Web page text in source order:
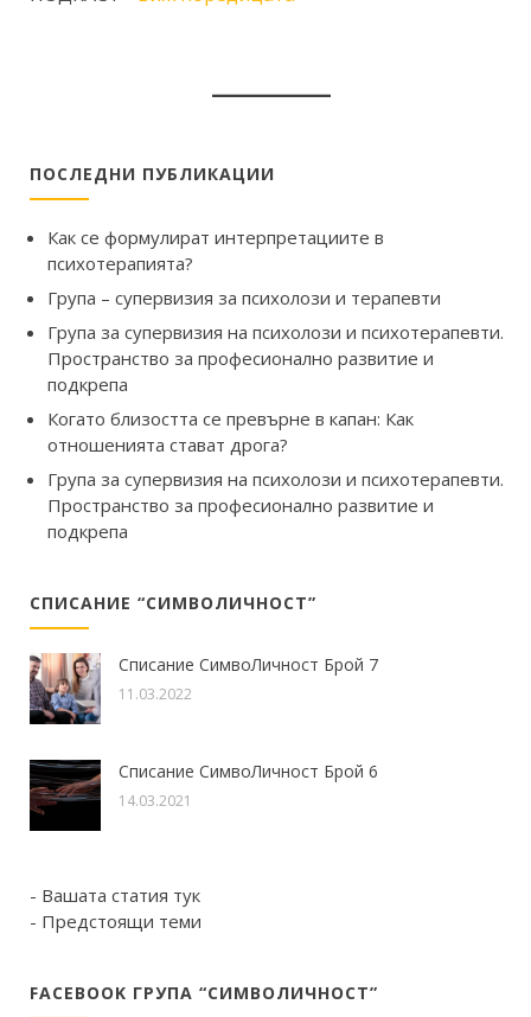
ПОСЛЕДНИ ПУБЛИКАЦИИ
Как се формулират интерпретациите в
психотерапията?
Група – супервизия за психолози и терапевти
Група за супервизия на психолози и психотерапевти.
Пространство за професионално развитие и
подкрепа
Когато близостта се превърне в капан: Как
отношенията стават дрога?
Група за супервизия на психолози и психотерапевти.
Пространство за професионално развитие и
подкрепа
СПИСАНИЕ “СИМВОЛИЧНОСТ”
Списание СимвоЛичност Брой 7
11.03.2022
Списание СимвоЛичност Брой 6
14.03.2021
- Вашата статия тук
- Предстоящи теми
FACEBOOK ГРУПА “СИМВОЛИЧНОСТ”